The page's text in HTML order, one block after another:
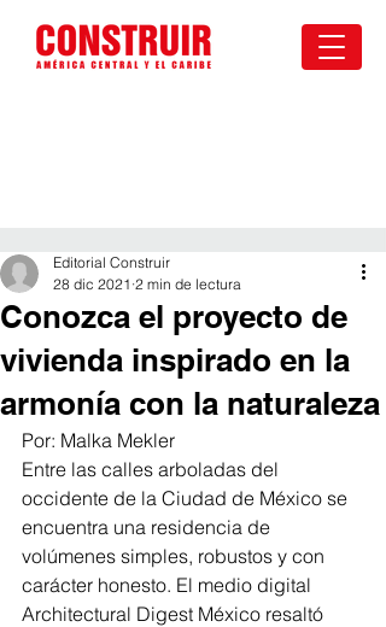
Conozca el proyecto de
vivienda inspirado en la
armonía con la naturaleza
Editorial Construir
28 dic 2021 2 min de lectura
Por: Malka Mekler
Entre las calles arboladas del
occidente de la Ciudad de México se
encuentra una residencia de
volúmenes simples, robustos y con
carácter honesto. El medio digital
Architectural Digest México resaltó